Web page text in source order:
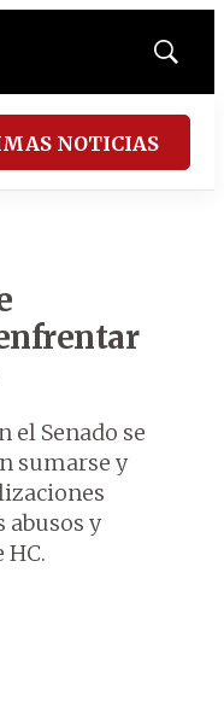
Mostrar
NOTICIAS
el Senado se
sumarse y
abusos y